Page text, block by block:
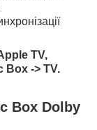
TV,
Box -> TV.
Box Dolby